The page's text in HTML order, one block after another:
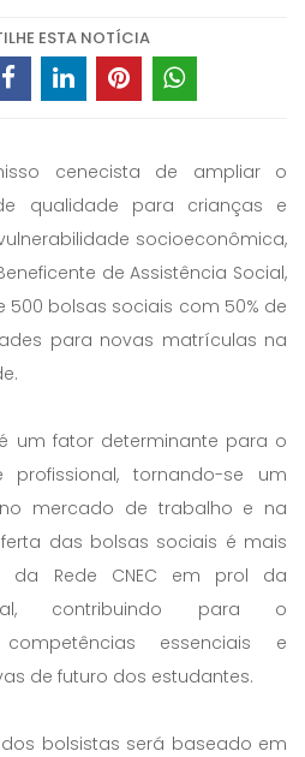
ESTA NOTÍCIA
cenecista de ampliar o
qualidade para crianças e
socioeconômica,
de Assistência Social,
bolsas sociais com 50% de
para novas matrículas na
um fator determinante para o
profissional, tornando-se um
mercado de trabalho e na
das bolsas sociais é mais
da Rede CNEC em prol da
contribuindo para o
essenciais e
de futuro dos estudantes.
bolsistas será baseado em